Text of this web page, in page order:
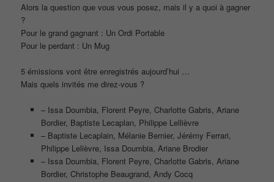
Alors la question que vous vous posez, mais il y a quoi à gagner
?
Pour le grand gagnant : Un Ordi Portable
Pour le perdant : Un Mug
5 émissions vont être enregistrés aujourd’hui …
Mais quels invités me direz-vous ?
– Issa Doumbia, Florent Peyre, Charlotte Gabris, Ariane
Bordier, Baptiste Lecaplan, Philippe Lellièvre
– Baptiste Lecaplain, Mélanie Bernier, Jérémy Ferrari,
Philippe Lelièvre, Issa Doumbia, Ariane Brodier
– Issa Doumbia, Florent Peyre, Charlotte Gabris, Ariane
Bordier, Christophe Beaugrand, Andy Cocq